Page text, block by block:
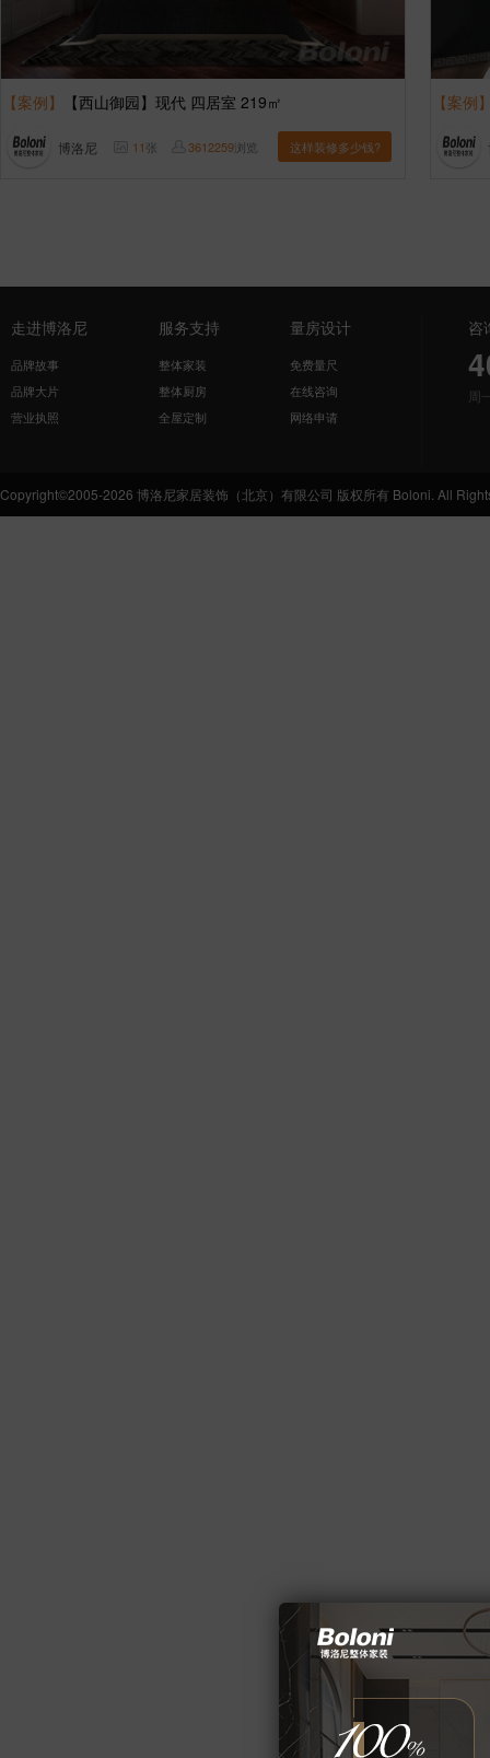
【案例】 【西山御园】现代 四居室 219㎡
博洛尼 11张 3612259浏览 这样装修多少钱?
【案例
走进博洛尼
品牌故事
品牌大片
营业执照
服务支持
整体家装
整体厨房
全屋定制
量房设计
免费量尺
在线咨询
网络申请
咨
周
Copyright©2005-2026 博洛尼家居装饰（北京）有限公司 版权所有 Boloni. All